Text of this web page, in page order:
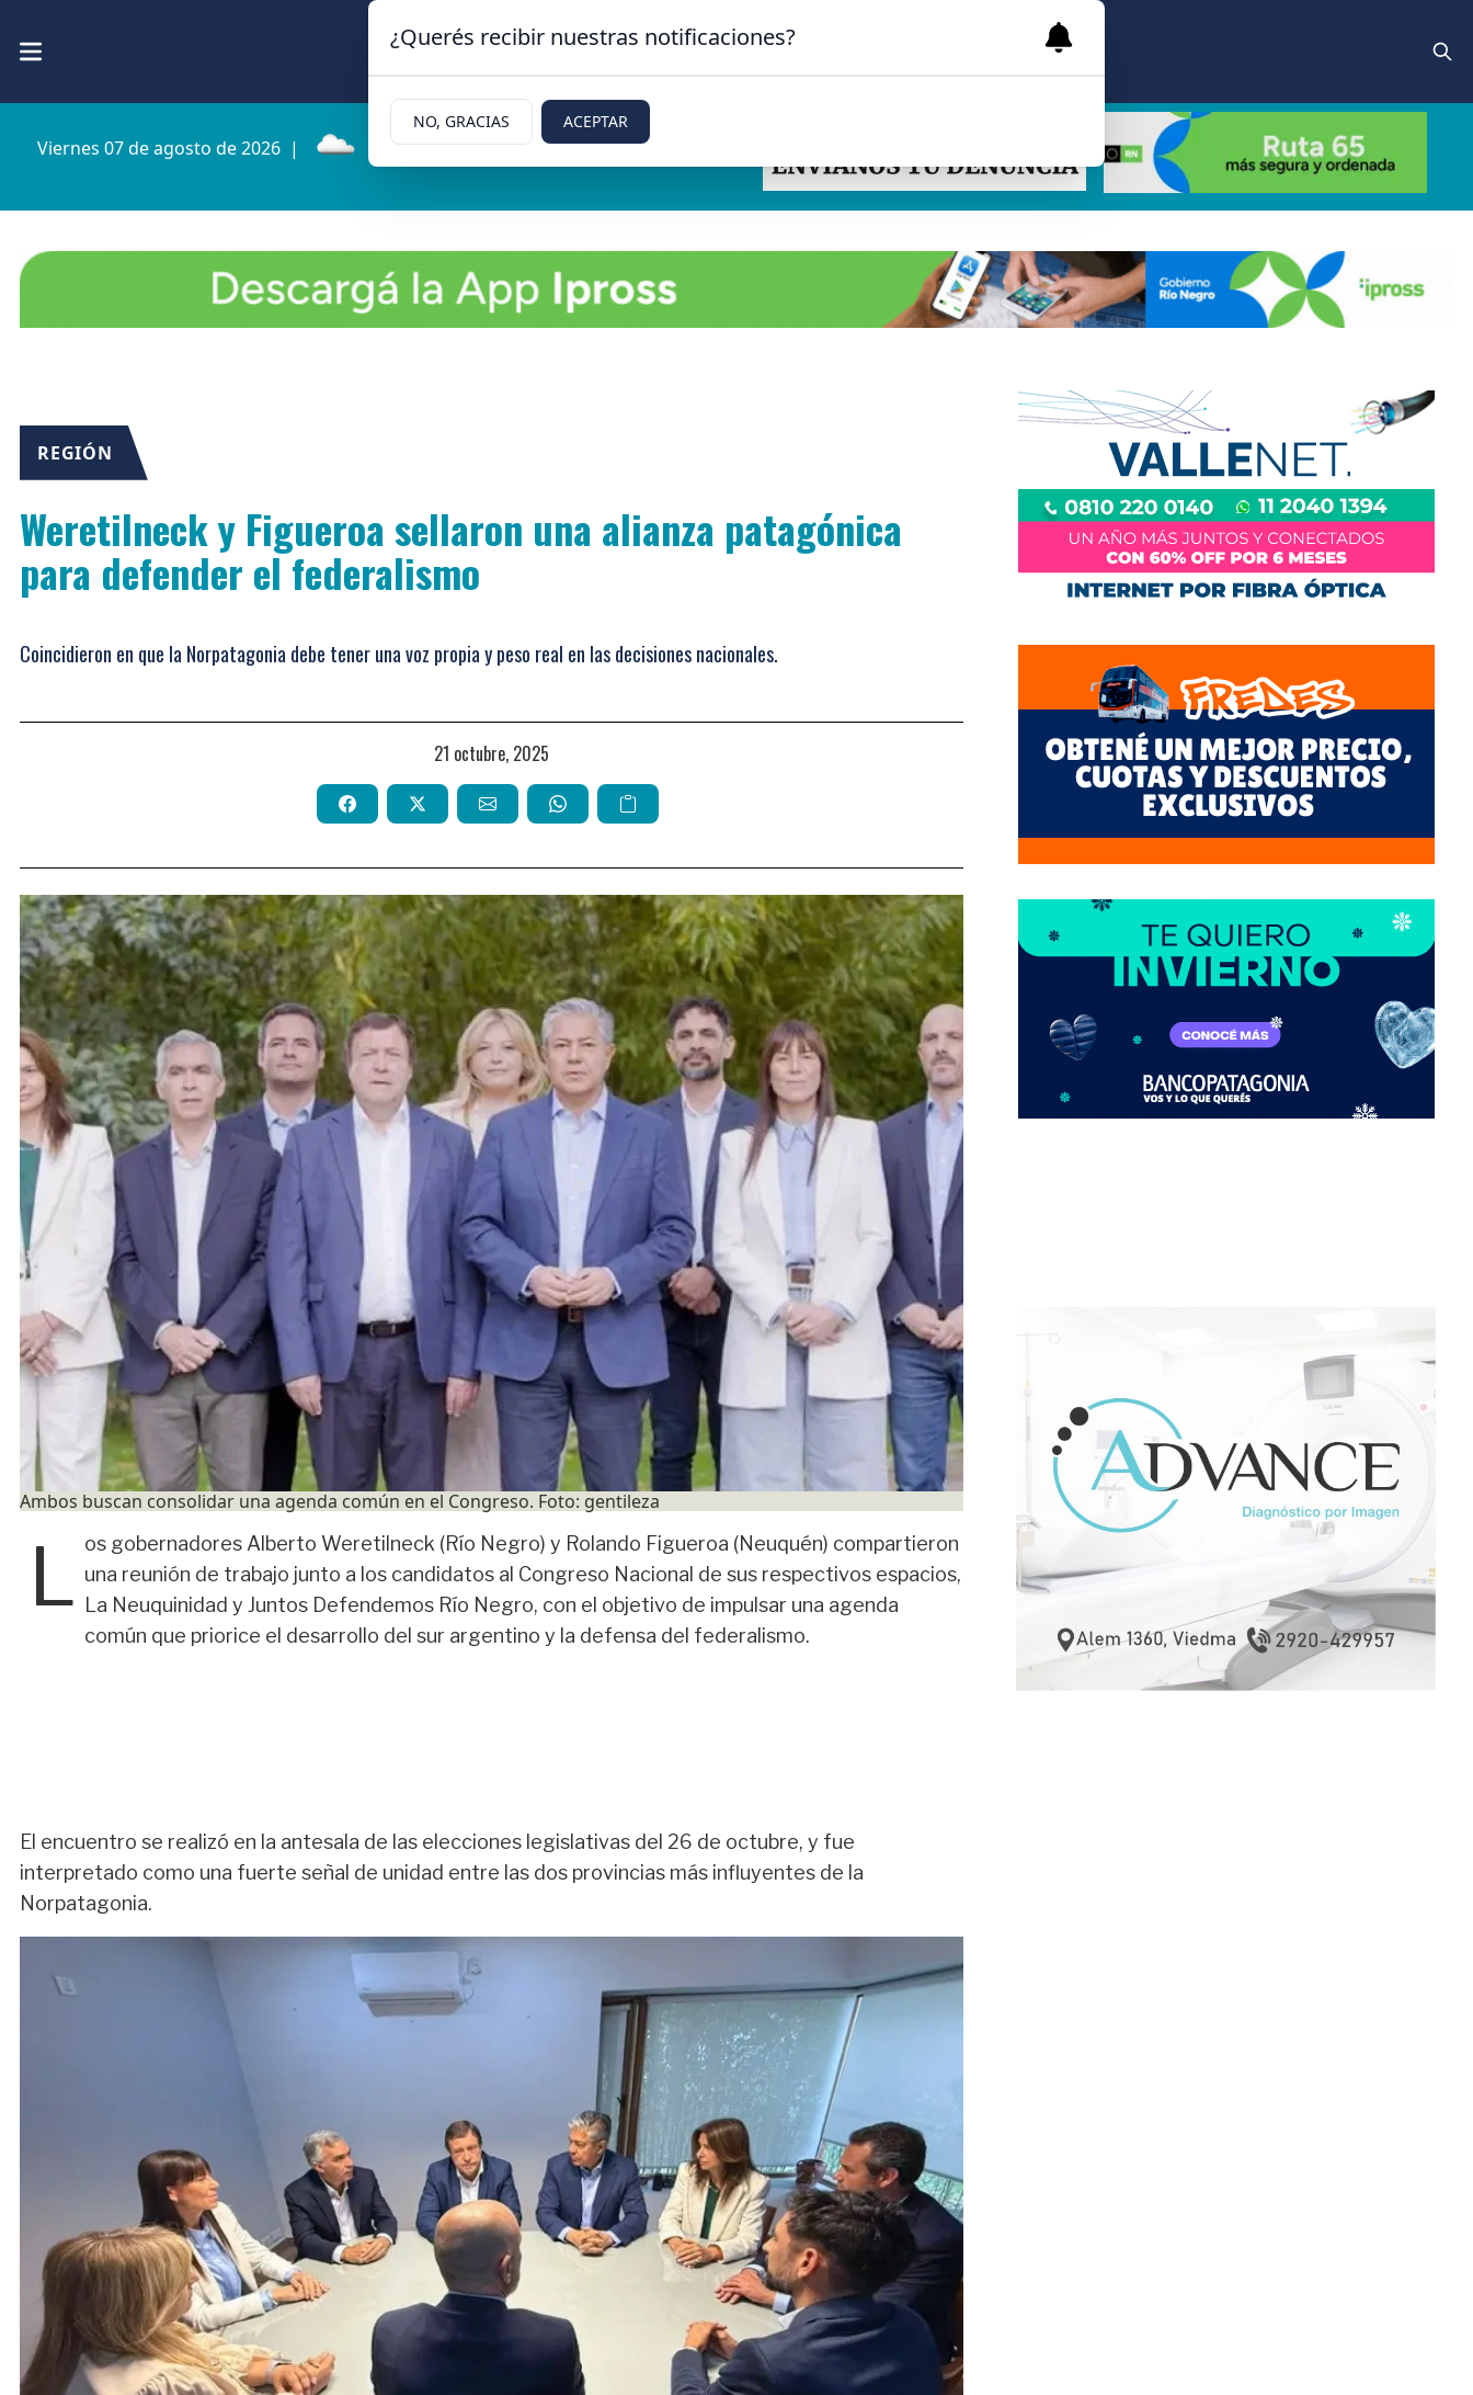
Viernes 07 de agosto de 2026 | 5.1ºc | Cipolletti, Rio Negro
REGIÓN
Weretilneck y Figueroa sellaron una alianza patagónica
para defender el federalismo
Coincidieron en que la Norpatagonia debe tener una voz propia y peso real en las decisiones nacionales.
21 octubre, 2025
Ambos buscan consolidar una agenda común en el Congreso. Foto: gentileza
L os gobernadores Alberto Weretilneck (Río Negro) y Rolando Figueroa (Neuquén) compartieron
una reunión de trabajo junto a los candidatos al Congreso Nacional de sus respectivos espacios,
La Neuquinidad y Juntos Defendemos Río Negro, con el objetivo de impulsar una agenda
común que priorice el desarrollo del sur argentino y la defensa del federalismo.
El encuentro se realizó en la antesala de las elecciones legislativas del 26 de octubre, y fue
interpretado como una fuerte señal de unidad entre las dos provincias más influyentes de la
Norpatagonia.
¿Querés recibir nuestras notificaciones?
NO, GRACIAS ACEPTAR